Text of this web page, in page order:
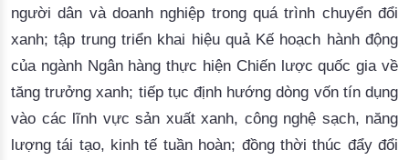
người dân và doanh nghiệp trong quá trình chuyển đổi
xanh; tập trung triển khai hiệu quả Kế hoạch hành động
của ngành Ngân hàng thực hiện Chiến lược quốc gia về
tăng trưởng xanh; tiếp tục định hướng dòng vốn tín dụng
vào các lĩnh vực sản xuất xanh, công nghệ sạch, năng
lượng tái tạo, kinh tế tuần hoàn; đồng thời thúc đẩy đổi